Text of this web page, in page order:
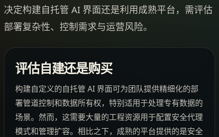
决定构建自托管 AI 界面还是利用成熟平台，需评估
部署复杂性、控制需求与运营风险。
评估自建还是购买
构建自定义的自托管 AI 界面可为团队提供精细化的部
署管道控制和数据所有权，特别适用于处理专有数据的
场景。然而，这需要大量的工程资源用于配置安全代理
模式和管理扩容。相比之下，成熟的平台提供的是安全